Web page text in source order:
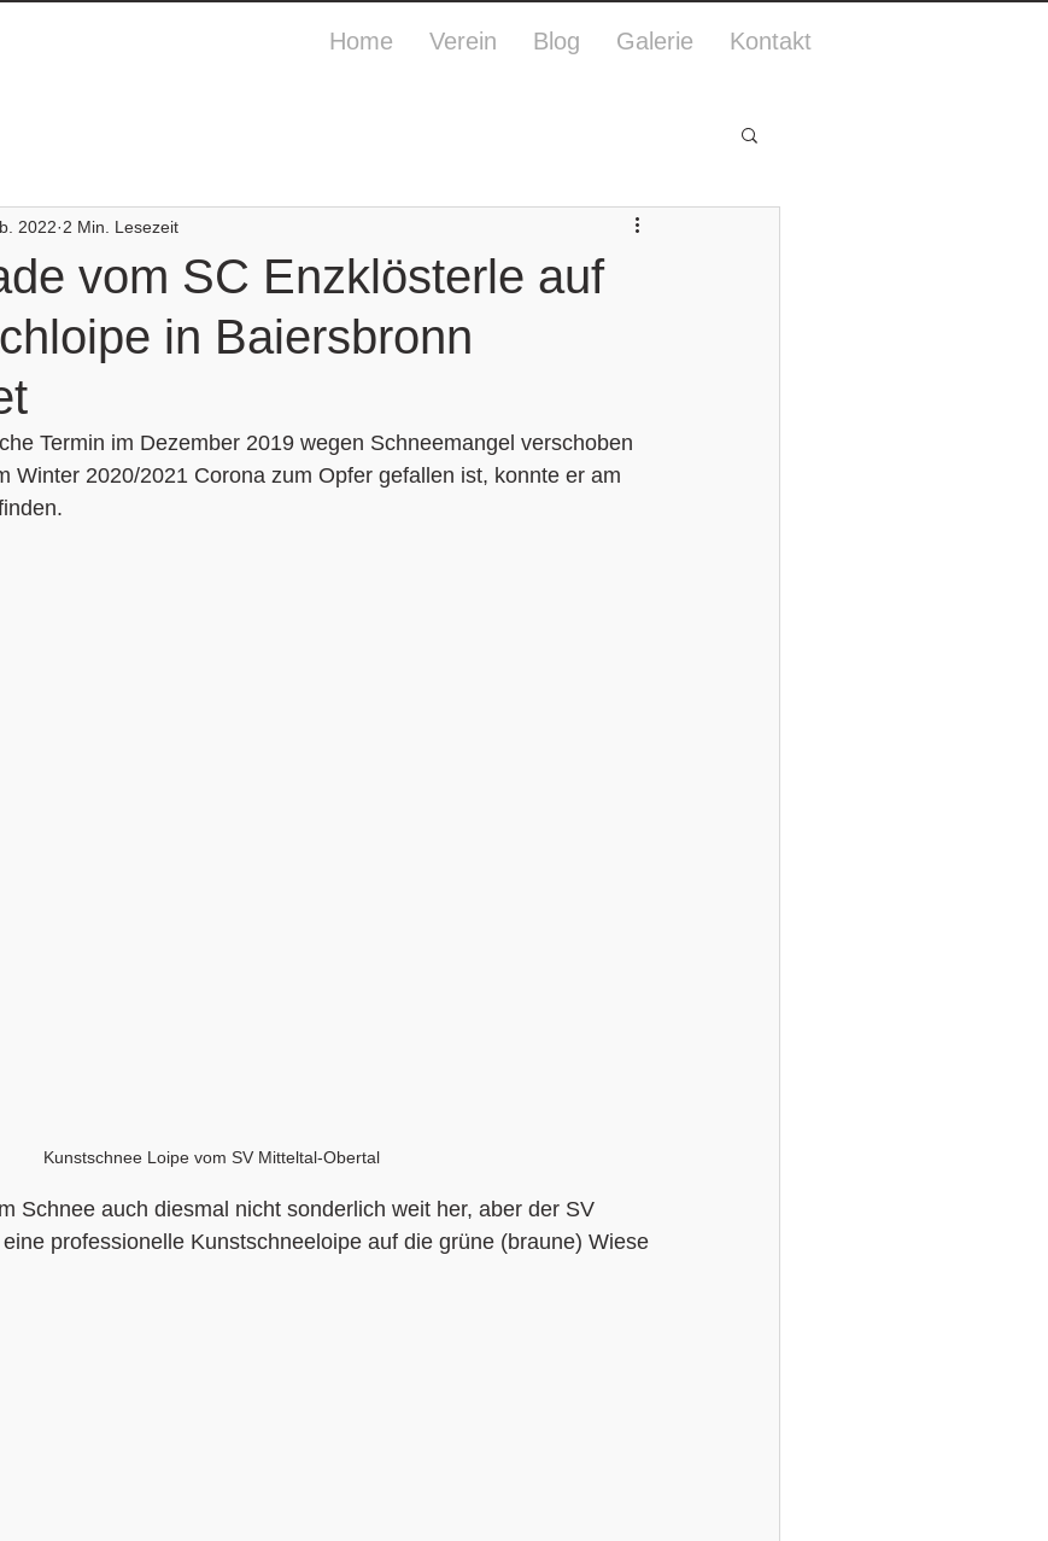
Home Verein Blog Galerie Kontakt
vom SC Enzklösterle auf
in Baiersbronn
2022 2 Min. Lesezeit
Termin im Dezember 2019 wegen Schneemangel verschoben
Winter 2020/2021 Corona zum Opfer gefallen ist, konnte er am
Kunstschnee Loipe vom SV Mitteltal-Obertal
Schnee auch diesmal nicht sonderlich weit her, aber der SV
professionelle Kunstschneeloipe auf die grüne (braune) Wiese